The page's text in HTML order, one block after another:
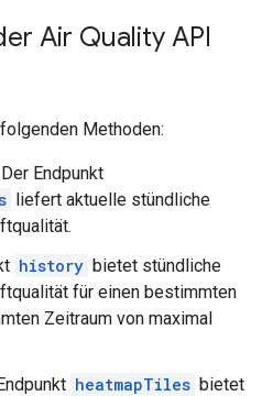
Air Quality API
Methoden:
Endpunkt
liefert aktuelle stündliche
history bietet stündliche
für einen bestimmten
Zeitraum von maximal
heatmapTiles bietet